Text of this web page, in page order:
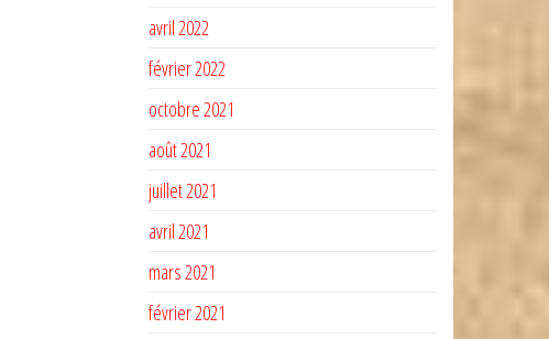
avril 2022
février 2022
octobre 2021
août 2021
juillet 2021
avril 2021
mars 2021
février 2021